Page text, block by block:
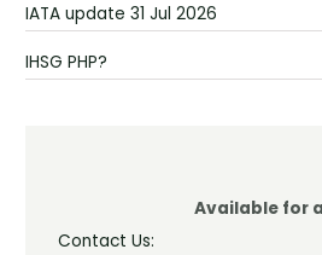
IATA update 31 Jul 2026
IHSG PHP?
Available for
Contact Us: